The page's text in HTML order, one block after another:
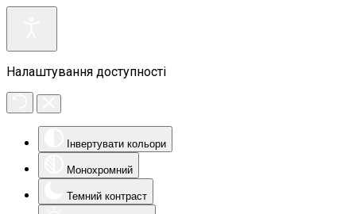
Налаштування доступності
Інвертувати кольори
Монохромний
Темний контраст